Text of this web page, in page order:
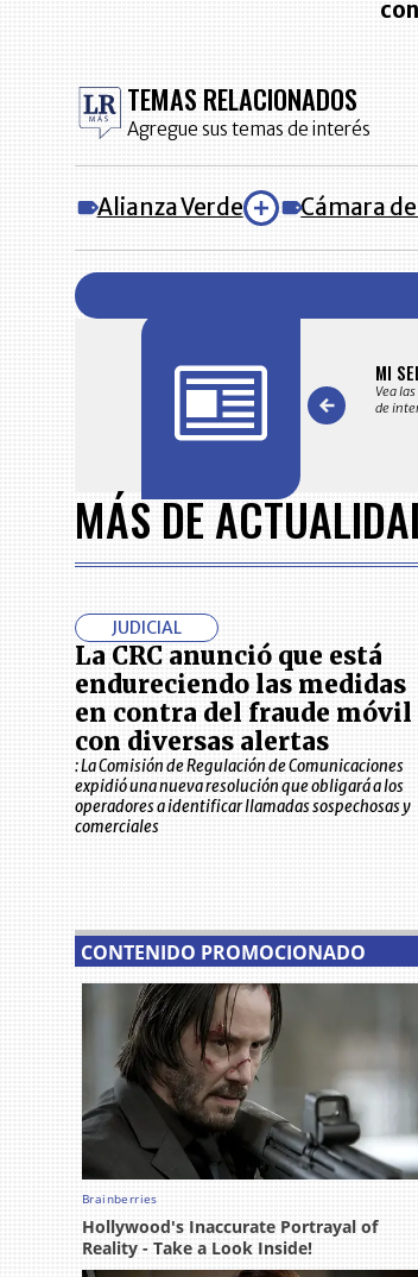
TEMAS RELACIONADOS
Agregue sus temas de interés
Alianza Verde Cámara
en su correo electrónico las noticias seleccionadas por nuestro
MI
Vea
de
of
7
MÁS DE
JUDICIAL
La CRC anunció que está
endureciendo las medidas
en contra del fraude móvil
con diversas alertas
: La Comisión de Regulación de Comunicaciones
expidió una nueva resolución que obligará a los
operadores a identificar llamadas sospechosas y
comerciales